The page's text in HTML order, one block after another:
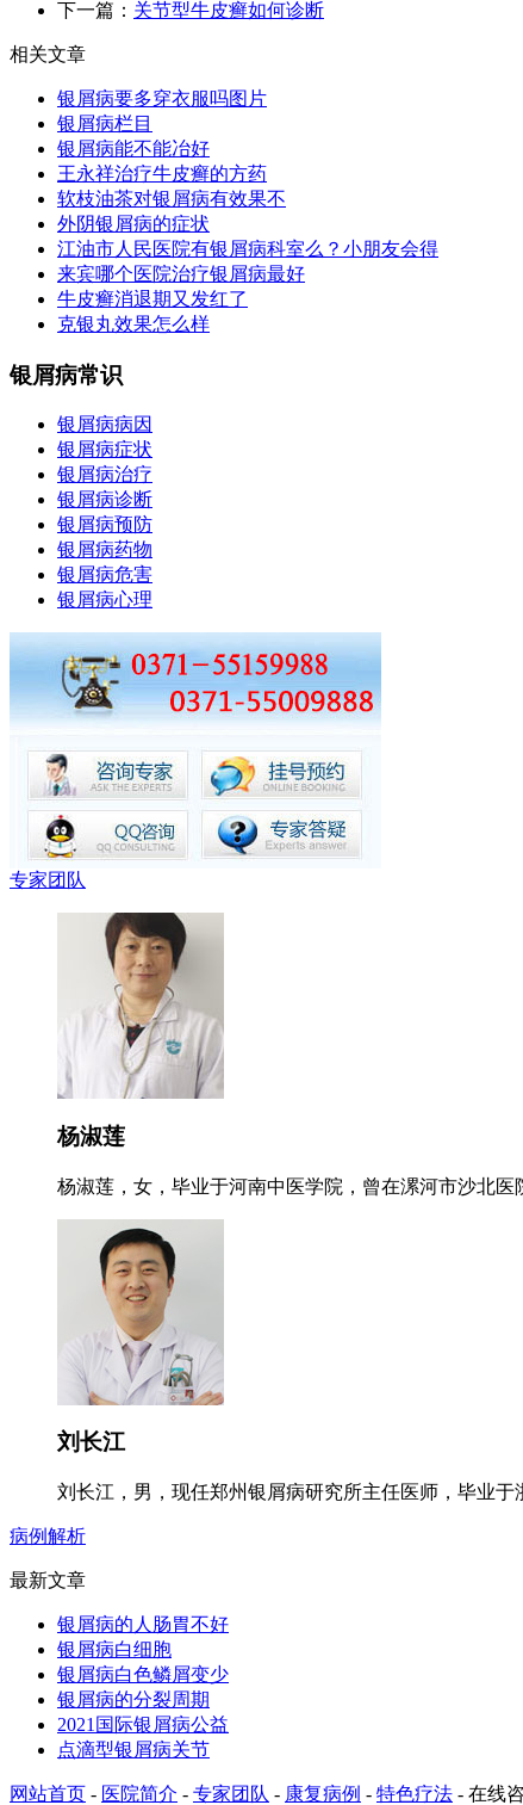
下一篇： 关节型牛皮癣如何诊断
相关文章
银屑病要多穿衣服吗图片
银屑病栏目
银屑病能不能冶好
王永祥治疗牛皮癣的方药
软枝油茶对银屑病有效果不
外阴银屑病的症状
江油市人民医院有银屑病科室么？小朋友会得
来宾哪个医院治疗银屑病最好
牛皮癣消退期又发红了
克银丸效果怎么样
银屑病常识
银屑病病因
银屑病症状
银屑病治疗
银屑病诊断
银屑病预防
银屑病药物
银屑病危害
银屑病心理
专家团队
杨淑莲
杨淑莲，女，毕业于河南中医学院，曾在漯河市沙北
刘长江
刘长江，男，现任郑州银屑病研究所主任医师，毕业
病例解析
最新文章
银屑病的人肠胃不好
银屑病白细胞
银屑病白色鳞屑变少
银屑病的分裂周期
2021国际银屑病公益
点滴型银屑病关节
网站首页 - 医院简介 - 专家团队 - 康复病例 - 特色疗法 - 在线